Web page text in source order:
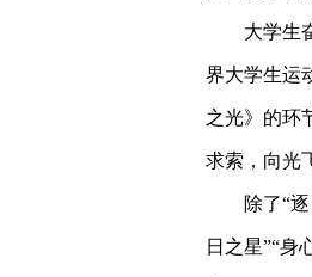
大学生
界大学生运
之光》的环
求索，向光
除了“
日之星”“身